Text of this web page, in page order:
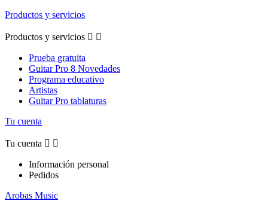
Productos y servicios
Productos y servicios  
Prueba gratuita
Guitar Pro 8 Novedades
Programa educativo
Artistas
Guitar Pro tablaturas
Tu cuenta
Tu cuenta  
Información personal
Pedidos
Arobas Music